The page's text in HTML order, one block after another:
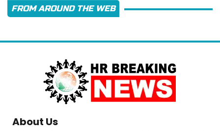
FROM AROUND THE WEB
About Us